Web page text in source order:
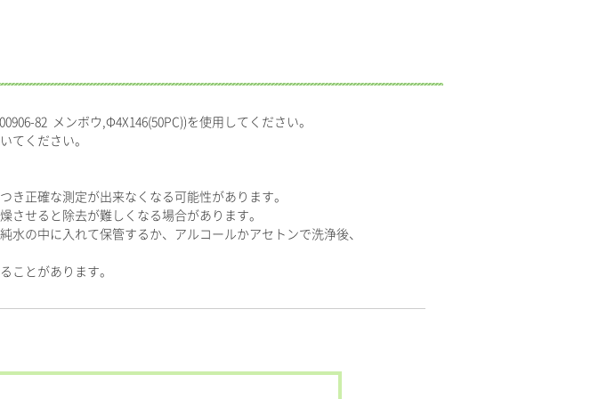
82 メンボウ,Φ4X146(50PC))を使用してください。
てください。
き正確な測定が出来なくなる可能性があります。
させると除去が難しくなる場合があります。
水の中に入れて保管するか、アルコールかアセトンで洗浄後、
ことがあります。